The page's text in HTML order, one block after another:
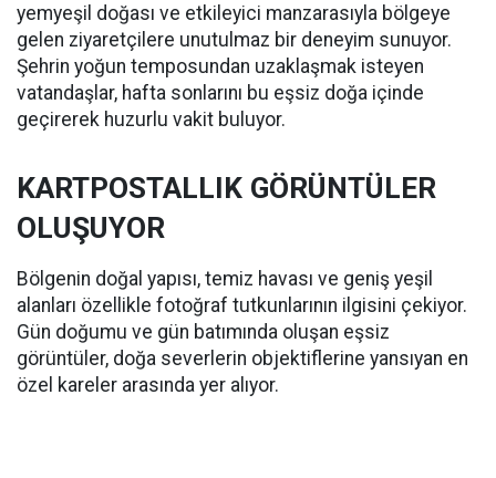
yemyeşil doğası ve etkileyici manzarasıyla bölgeye
gelen ziyaretçilere unutulmaz bir deneyim sunuyor.
Şehrin yoğun temposundan uzaklaşmak isteyen
vatandaşlar, hafta sonlarını bu eşsiz doğa içinde
geçirerek huzurlu vakit buluyor.
KARTPOSTALLIK GÖRÜNTÜLER
OLUŞUYOR
Bölgenin doğal yapısı, temiz havası ve geniş yeşil
alanları özellikle fotoğraf tutkunlarının ilgisini çekiyor.
Gün doğumu ve gün batımında oluşan eşsiz
görüntüler, doğa severlerin objektiflerine yansıyan en
özel kareler arasında yer alıyor.